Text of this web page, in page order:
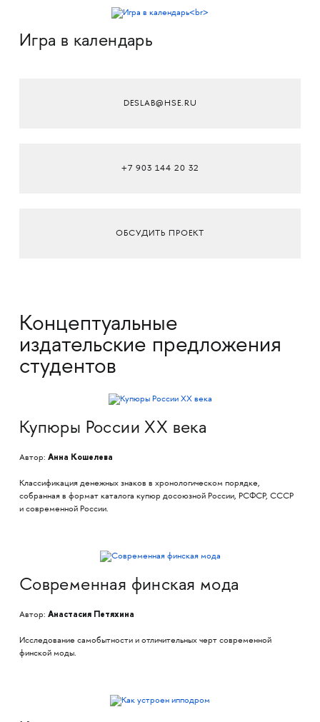
Игра в календарь
DESLAB@HSE.RU
+7 903 144 20 32
ОБСУДИТЬ ПРОЕКТ
Концептуальные
издательские предложения
студентов
Купюры России XX века
Автор: Анна Кошелева
Классификация денежных знаков в хронологическом порядке,
собранная в формат каталога купюр досоюзной России, РСФСР, СССР
и современной России.
Современная финская мода
Автор: Анастасия Петяхина
Исследование самобытности и отличительных черт современной
финской моды.